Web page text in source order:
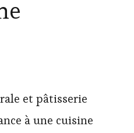
et pâtisserie
à une cuisine